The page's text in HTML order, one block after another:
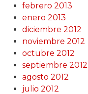
febrero 2013
enero 2013
diciembre 2012
noviembre 2012
octubre 2012
septiembre 2012
agosto 2012
julio 2012